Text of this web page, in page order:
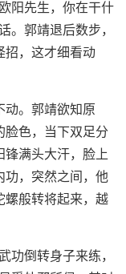
阳先生，你在干什
。郭靖退后数步，
招，这才细看动
动。郭靖欲知原
脸色，当下双足分
锋满头大汗，脸上
功，突然之间，他
螺般转将起来，越
功倒转身子来练，